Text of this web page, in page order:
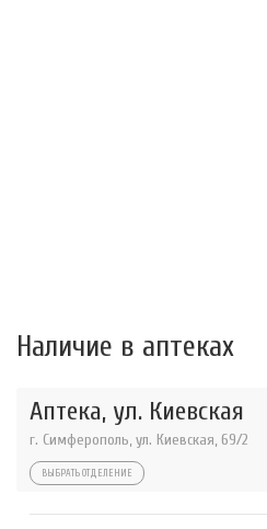
Наличие в аптеках
Аптека, ул. Киевская
г. Симферополь, ул. Киевская, 69/2
ВЫБРАТЬ ОТДЕЛЕНИЕ